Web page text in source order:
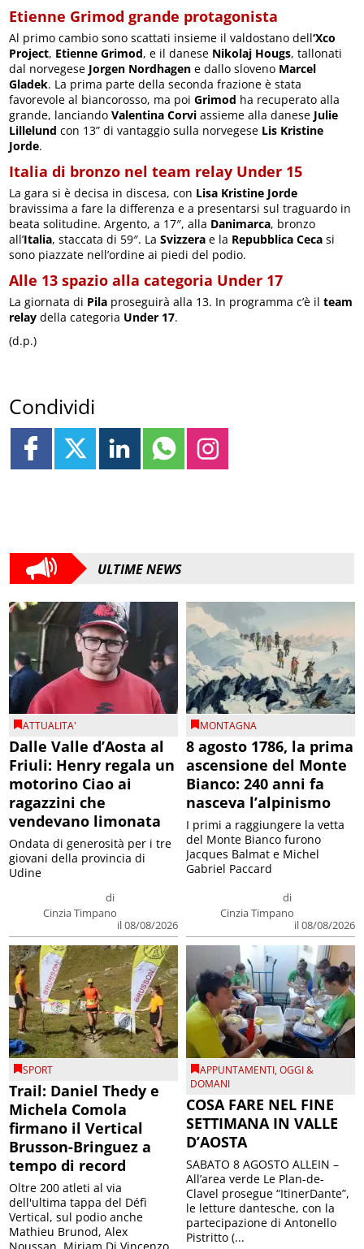
Etienne Grimod grande protagonista
Al primo cambio sono scattati insieme il valdostano dell‘Xco
Project, Etienne Grimod, e il danese Nikolaj Hougs, tallonati
dal norvegese Jorgen Nordhagen e dallo sloveno Marcel
Gladek. La prima parte della seconda frazione è stata
favorevole al biancorosso, ma poiGrimod ha recuperato alla
grande, lanciandoValentina Corvi assieme alla danese Julie
Lillelund con 13” di vantaggio sulla norvegese Lis Kristine
Jorde.
Italia di bronzo nel team relay Under 15
La gara si è decisa in discesa, con Lisa Kristine Jorde
bravissima a fare la differenza e a presentarsi sul traguardo in
beata solitudine. Argento, a 17″, alla Danimarca, bronzo
all’Italia, staccata di 59″. LaSvizzera e la Repubblica Ceca si
sono piazzate nell’ordine ai piedi del podio.
Alle 13 spazio alla categoria Under 17
La giornata di Pila proseguirà alla 13. In programma c’è ilteam
relay della categoria Under 17.
(d.p.)
Condividi
ULTIME NEWS
ATTUALITA'
Dalle Valle d’Aosta al
Friuli: Henry regala un
motorino Ciao ai
ragazzini che
vendevano limonata
di
Cinzia Timpano
il 08/08/2026
Ondata di generosità per i tre
giovani della provincia di
Udine
MONTAGNA
8 agosto 1786, la prima
ascensione del Monte
Bianco: 240 anni fa
nasceva l’alpinismo
di
Cinzia Timpano
il 08/08/2026
I primi a raggiungere la vetta
del Monte Bianco furono
Jacques Balmat e Michel
Gabriel Paccard
SPORT
Trail: Daniel Thedy e
Michela Comola
firmano il Vertical
Brusson-Bringuez a
tempo di record
Oltre 200 atleti al via
dell'ultima tappa del Défì
Vertical, sul podio anche
Mathieu Brunod, Alex
APPUNTAMENTI,OGGI &
DOMANI
COSA FARE NEL FINE
SETTIMANA IN VALLE
D’AOSTA
SABATO 8 AGOSTO ALLEIN –
All’area verde Le Plan-de-
Clavel prosegue “ItinerDante”,
le letture dantesche, con la
partecipazione di Antonello
Pistritto (...